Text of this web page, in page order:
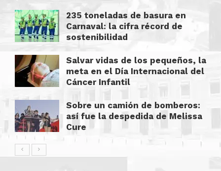
235 toneladas de basura en
Carnaval: la cifra récord de
sostenibilidad
Salvar vidas de los pequeños, la
meta en el Día Internacional del
Cáncer Infantil
Sobre un camión de bomberos:
así fue la despedida de Melissa
Cure